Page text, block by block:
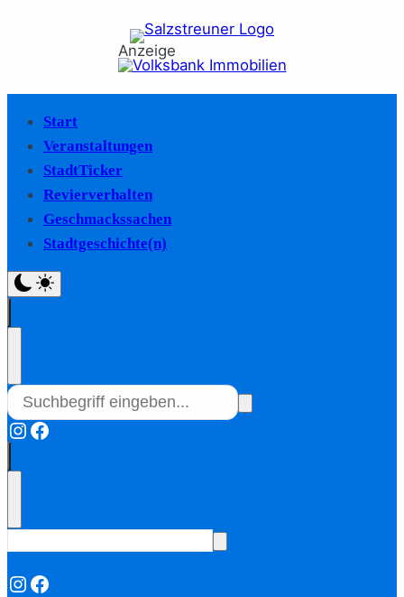
Anzeige
Start
Veranstaltungen
StadtTicker
Revierverhalten
Geschmackssachen
Stadtgeschichte(n)
Instagram
Facebook
Instagram
Facebook